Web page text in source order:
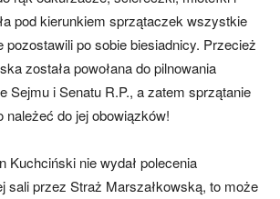
pod kierunkiem sprzątaczek wszystkie
pozostawili po sobie biesiadnicy. Przecież
została powołana do pilnowania
Sejmu i Senatu R.P., a zatem sprzątanie
należeć do jej obowiązków!
Kuchciński nie wydał polecenia
sali przez Straż Marszałkowską, to może